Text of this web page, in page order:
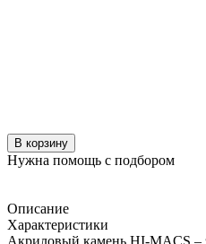
В корзину
Нужна помощь с подбором
Описание
Характеристики
Акриловый камень HI-MACS –